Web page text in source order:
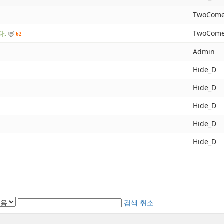
.
62
Admin
Hide_D
Hide_D
Hide_D
Hide_D
Hide_D
검색 취소